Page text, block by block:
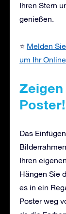
Ihren Stern
genießen.
⭐ Melden
um Ihr
Poster!
Das
Ihren
Hängen Sie
es in ein
Poster weg